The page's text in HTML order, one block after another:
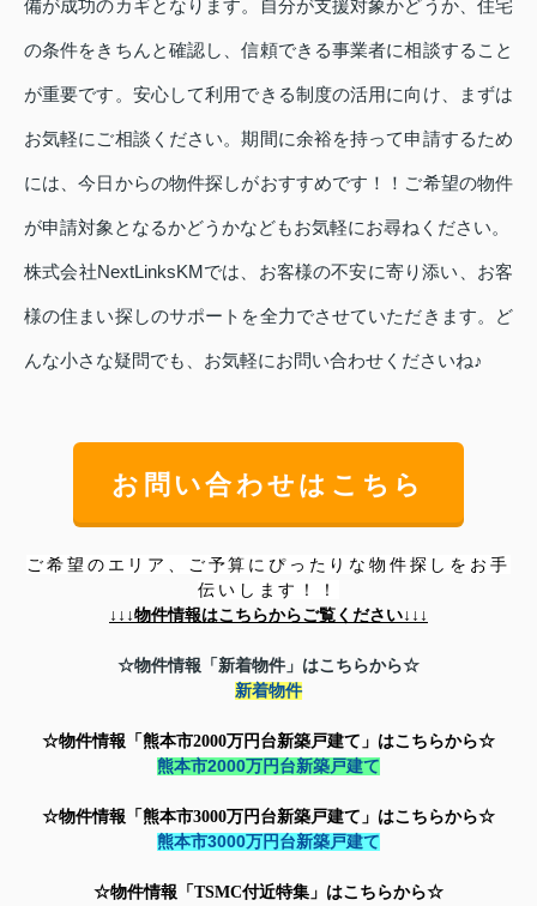
備が成功のカギとなります。自分が支援対象かどうか、住宅
の条件をきちんと確認し、信頼できる事業者に相談すること
が重要です。安心して利用できる制度の活用に向け、まずは
お気軽にご相談ください。期間に余裕を持って申請するため
には、今日からの物件探しがおすすめです！！ご希望の物件
が申請対象となるかどうかなどもお気軽にお尋ねください。
株式会社NextLinksKMでは、お客様の不安に寄り添い、お客
様の住まい探しのサポートを全力でさせていただきます。ど
んな小さな疑問でも、お気軽にお問い合わせくださいね♪
お問い合わせはこちら
ご希望のエリア、ご予算にぴったりな物件探しをお手
伝いします！！
↓↓↓物件情報はこちらからご覧ください↓↓↓
☆物件情報「新着物件」はこちらから☆
新着物件
☆物件情報「熊本市2000万円台新築戸建て」はこちらから☆
熊本市2000万円台新築戸建て
☆物件情報「 熊本市3000万円台新築戸建て」はこちらから☆
熊本市3000万円台新築戸建て
☆物件情報「TSMC付近特集」はこちらから☆